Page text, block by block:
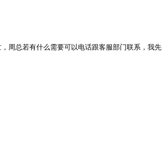
周总若有什么需要可以电话跟客服部门联系，我先